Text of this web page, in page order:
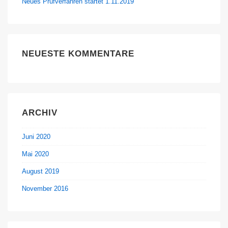
NEUESTE KOMMENTARE
ARCHIV
Juni 2020
Mai 2020
August 2019
November 2016